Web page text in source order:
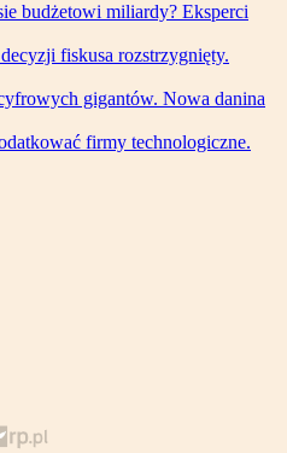
budżetowi miliardy? Eksperci
fiskusa rozstrzygnięty.
gigantów. Nowa danina
firmy technologiczne.